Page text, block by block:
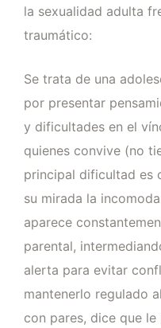
la sexualidad adulta
traumático:
Se trata de una
por presentar
y dificultades en el
quienes convive (no
principal dificultad es
su mirada la
aparece
parental,
alerta para evitar
mantenerlo regulado
con pares, dice que